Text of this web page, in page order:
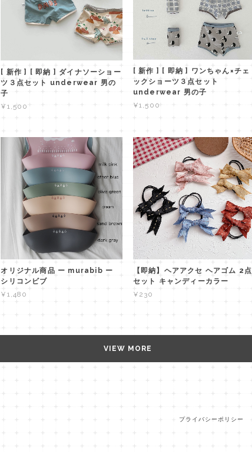
[ 新作 ] [ 即納 ] ダイナソーショー
ツ３点セット underwear 男の
子
¥1,500
[ 新作 ] [ 即納 ] ワンちゃん×チェ
ックショーツ３点セット
underwear 男の子
¥1,500
オリジナル商品 ー murabib ー
シリコンビブ
¥1,480
【即納】ヘアアクセ ヘアゴム 2点
セット キャンディーカラー
¥230
VIEW MORE
プライバシーポリシー